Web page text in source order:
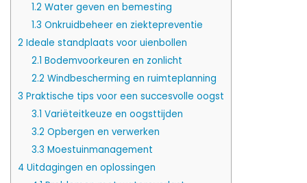
1.2 Water geven en bemesting
1.3 Onkruidbeheer en ziektepreventie
2 Ideale standplaats voor uienbollen
2.1 Bodemvoorkeuren en zonlicht
2.2 Windbescherming en ruimteplanning
3 Praktische tips voor een succesvolle oogst
3.1 Variëteitkeuze en oogsttijden
3.2 Opbergen en verwerken
3.3 Moestuinmanagement
4 Uitdagingen en oplossingen